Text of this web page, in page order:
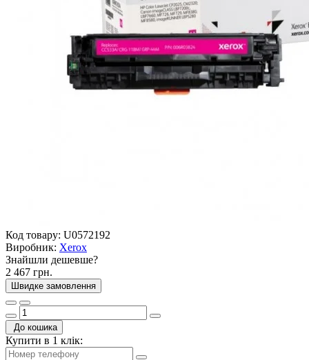
Код товару: U0572192
Виробник: Xerox
Знайшли дешевше?
2 467 грн.
Швидке замовлення
До кошика
Купити в 1 клік: